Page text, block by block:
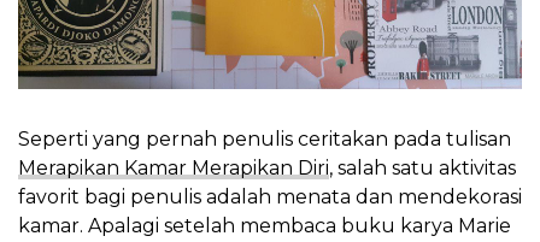
Seperti yang pernah penulis ceritakan pada tulisan
Merapikan Kamar Merapikan Diri, salah satu aktivitas
favorit bagi penulis adalah menata dan mendekorasi
kamar. Apalagi setelah membaca buku karya Marie